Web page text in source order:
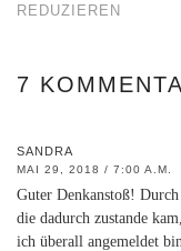
REDUZIEREN
7
SANDRA
MAI 29, 2018 / 7:00 A.M.
Guter Denkanstoß!
die dadurch zustande
ich überall angemeldet